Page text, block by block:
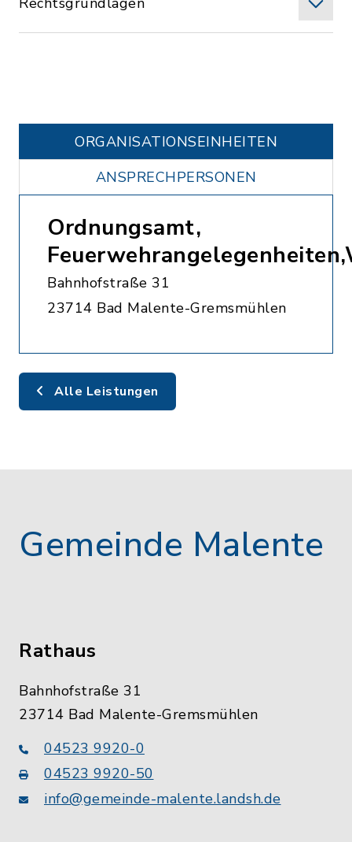
ORGANISATIONS­EINHEITEN
ANSPRECHPERSONEN
Ordnungsamt,
Bahnhofstraße 31
23714 Bad Malente-Gremsmühlen
Alle Leistungen
Gemeinde Malente
Rathaus
Bahnhofstraße 31
23714 Bad Malente-Gremsmühlen
04523 9920-0
04523 9920-50
info@gemeinde-malente.landsh.de